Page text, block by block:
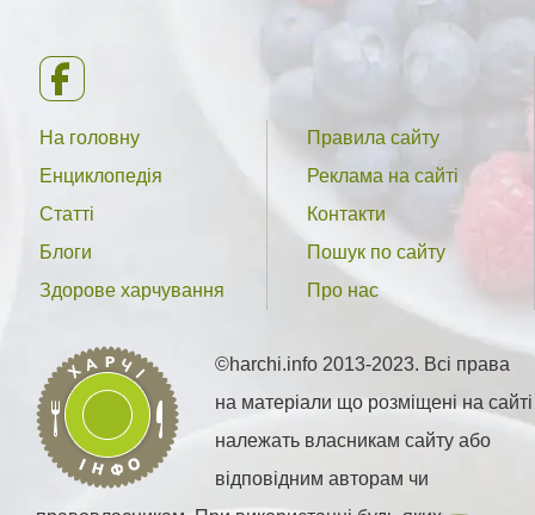
На головну
Енциклопедія
Статті
Блоги
Здорове харчування
Правила сайту
Реклама на сайті
Контакти
Пошук по сайту
Про нас
©harchi.info 2013-2023. Всі права
на матеріали що розміщені на сайті
належать власникам сайту або
відповідним авторам чи